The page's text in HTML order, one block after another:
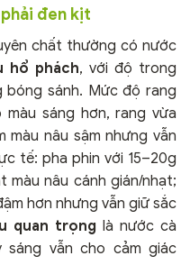
đen kịt
chất thường có nước
hổ phách, với độ trong
sánh. Mức độ rang
sáng hơn, rang vừa
màu nâu sậm nhưng vẫn
tế: pha phin với 15–20g
màu nâu cánh gián/nhạt;
hơn nhưng vẫn giữ sắc
quan trọng là nước cà
vẫn cho cảm giác